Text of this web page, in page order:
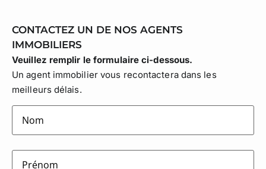
CONTACTEZ UN DE NOS AGENTS
IMMOBILIERS
Veuillez remplir le formulaire ci-dessous.
Un agent immobilier vous recontactera dans les
meilleurs délais.
lastname(Nécessaire)
firstname(Nécessaire)